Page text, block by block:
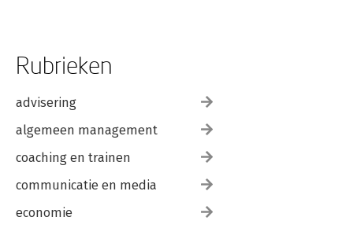
Rubrieken
advisering
algemeen management
coaching en trainen
communicatie en media
economie